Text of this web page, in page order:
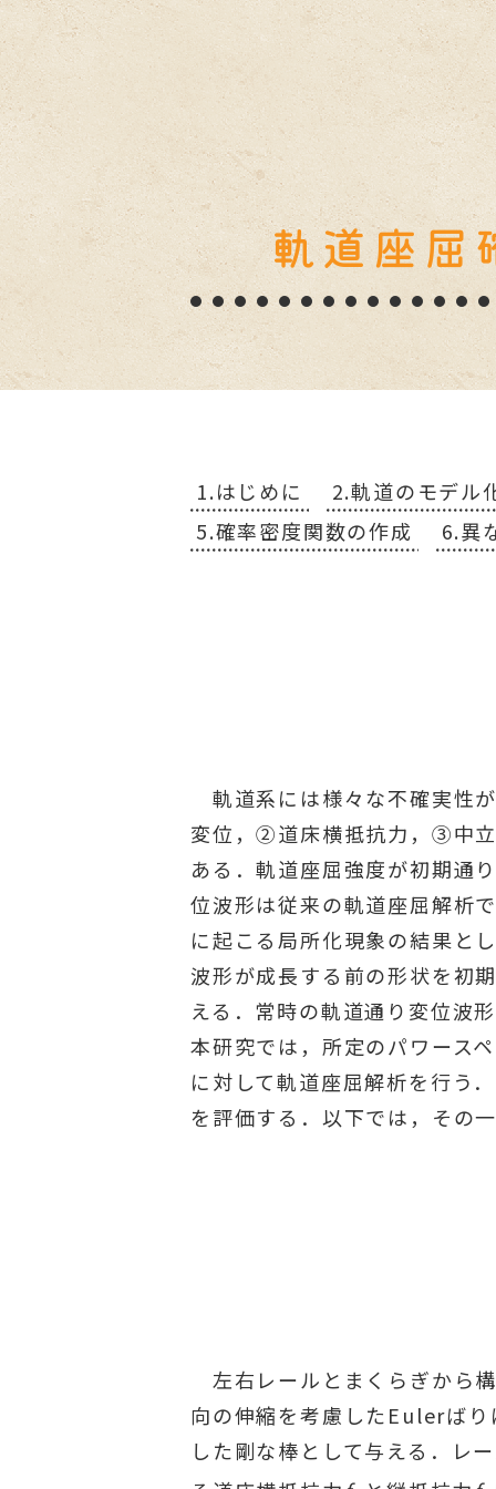
軌道座屈
1.はじめに 2.軌道のモデル
5.確率密度関数の作成
6.異
軌道系には様々な不確実性
変位，②道床横抵抗力，③中
ある．軌道座屈強度が初期通
位波形は従来の軌道座屈解析
に起こる局所化現象の結果と
波形が成長する前の形状を初
える．常時の軌道通り変位波
本研究では，所定のパワース
に対して軌道座屈解析を行う
を評価する．以下では，その
左右レールとまくらぎから
向の伸縮を考慮したEulerば
した剛な棒として与える．レ